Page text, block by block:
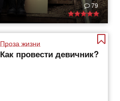
79
Проза жизни
Как провести девичник?